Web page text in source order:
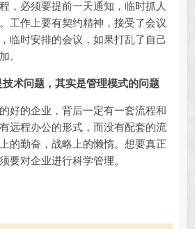
必须要提前一天通知，临时抓人
工作上要有契约精神，接受了会议
临时安排的会议，如果打乱了自己
。
术问题，其实是管理模式的问题
的企业，背后一定有一套流程和
远程办公的形式，而没有配套的流
的勤奋，战略上的懒惰。想要真正
要对企业进行科学管理。